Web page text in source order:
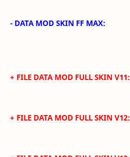
- DATA MOD SKIN FF MAX:
+ FILE DATA MOD FULL SKIN V11:
+ FILE DATA MOD FULL SKIN V12: